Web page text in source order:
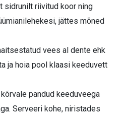
sidrunilt riivitud koor ning
jättes mõned
vees al dente ehk
ja hoia pool klaasi keeduvett
pandud keeduveega
Serveeri kohe, niristades